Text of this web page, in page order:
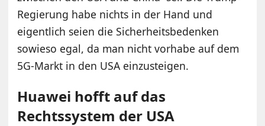
Regierung habe nichts in der Hand und
eigentlich seien die Sicherheitsbedenken
sowieso egal, da man nicht vorhabe auf dem
5G-Markt in den USA einzusteigen.
Huawei hofft auf das
Rechtssystem der USA